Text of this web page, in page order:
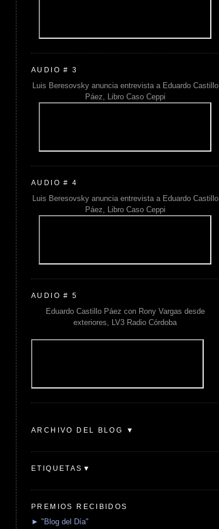
AUDIO # 3
Luis Beresovsky anuncia entrevista a Eduardo Castillo
Páez, Libro Caso Ceppi
AUDIO # 4
Luis Beresovsky anuncia entrevista a Eduardo Castillo
Páez, Libro Caso Ceppi
AUDIO # 5
Eduardo Castillo Páez con Rony Vargas desde
exteriores, LV3 Radio Córdoba
ARCHIVO DEL BLOG ▼
ETIQUETAS▼
PREMIOS RECIBIDOS
► "Blog del Día"